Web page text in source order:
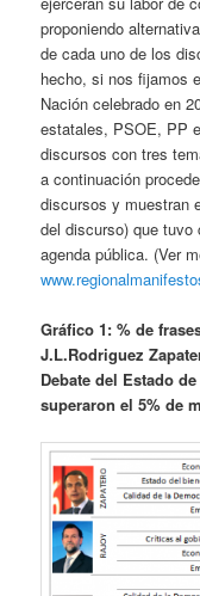
proponiendo
de cada uno de los
hecho, si nos fijamos
Nación celebrado en
estatales, PSOE, PP
discursos con tres
a continuación
discursos y muestran
del discurso) que
agenda pública. (Ver
Gráfico 1: % de
J.L.Rodriguez
Debate del Estado
superaron el 5% de